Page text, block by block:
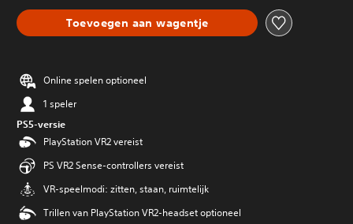
Toevoegen aan wagentje
Online spelen optioneel
1 speler
PS5-versie
PlayStation VR2 vereist
PS VR2 Sense-controllers vereist
VR-speelmodi: zitten, staan, ruimtelijk
Trillen van PlayStation VR2-headset optioneel